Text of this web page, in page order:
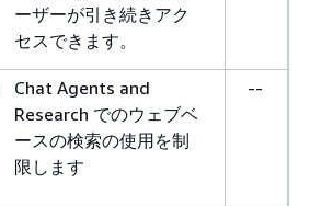
ーザーが引き続きアク
セスできます。
Chat Agents and
Research でのウェブベ
ースの検索の使用を制
限します
--